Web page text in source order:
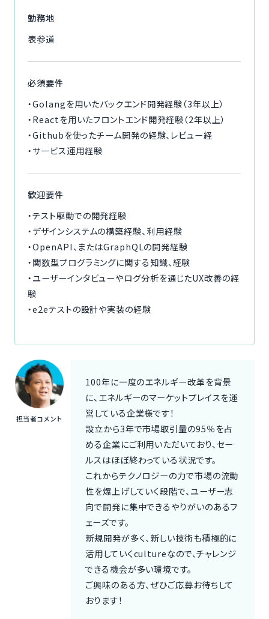
勤務地
表参道
必須要件
・Golangを用いたバックエンド開発経験（3年以上）
・Reactを用いたフロントエンド開発経験（2年以上）
・Githubを使ったチーム開発の経験、レビュー経
・サービス運用経験
歓迎要件
・テスト駆動での開発経験
・デザインシステムの構築経験、利用経験
・OpenAPI、またはGraphQLの開発経験
・関数型プログラミングに関する知識、経験
・ユーザーインタビューやログ分析を通じたUX改善の経
験
・e2eテストの設計や実装の経験
担当者コメント
100年に一度のエネルギー改革を背景
に、エネルギーのマーケットプレイスを運
営している企業様です！
設立から3年で市場取引量の95％を占
める企業にご利用いただいており、セー
ルスはほぼ終わっている状況です。
これからテクノロジーの力で市場の流動
性を爆上げしていく段階で、ユーザー志
向で開発に集中できるやりがいのあるフ
ェーズです。
新規開発が多く、新しい技術も積極的に
活用していくcultureなので、チャレンジ
できる機会が多い環境です。
ご興味のある方、ぜひご応募お待ちして
おります！